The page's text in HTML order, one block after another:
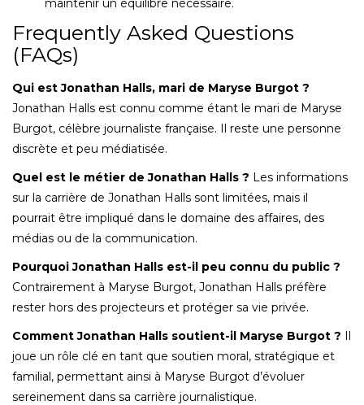
Frequently Asked Questions
(FAQs)
Qui est Jonathan Halls, mari de Maryse Burgot ?
Jonathan Halls est connu comme étant le mari de Maryse
Burgot, célèbre journaliste française. Il reste une personne
discrète et peu médiatisée.
Quel est le métier de Jonathan Halls ? Les informations
sur la carrière de Jonathan Halls sont limitées, mais il
pourrait être impliqué dans le domaine des affaires, des
médias ou de la communication.
Pourquoi Jonathan Halls est-il peu connu du public ?
Contrairement à Maryse Burgot, Jonathan Halls préfère
rester hors des projecteurs et protéger sa vie privée.
Comment Jonathan Halls soutient-il Maryse Burgot ? Il
joue un rôle clé en tant que soutien moral, stratégique et
familial, permettant ainsi à Maryse Burgot d’évoluer
sereinement dans sa carrière journalistique.